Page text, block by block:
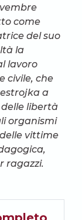
come
del suo
la
lavoro
civile, che
a
libertà
organismi
vittime
ragazzi.